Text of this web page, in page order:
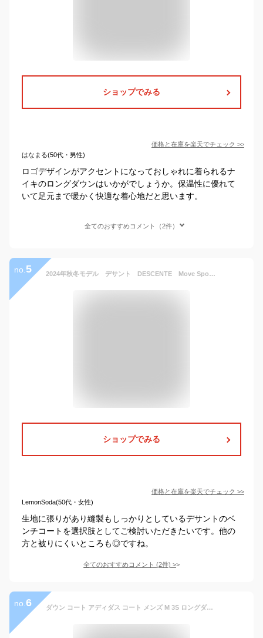
ショップでみる
価格と在庫を楽天でチェック >>
はなまる(50代・男性)
ロゴデザインがアクセントになっておしゃれに着られるナ
イキのロングダウンはいかがでしょうか。保温性に優れて
いて足元まで暖かく快適な着心地だと思います。
全てのおすすめコメント（2件）
no. 5 2024年秋冬モデル デサント DESCENTE Move Sport フード付 スーパーロングダウンコート ST4FDJ01M ベンチコート 防風 保温 メンズ MVSP.
ショップでみる
価格と在庫を楽天でチェック >>
LemonSoda(50代・女性)
生地に張りがあり縫製もしっかりとしているデサントのベ
ンチコートを選択肢としてご検討いただきたいです。他の
方と被りにくいところも◎ですね。
全てのおすすめコメント (2件) >
no. 6 ダウン コート アディダス コート メンズ M 3S ロングダウンジャケット ロングコート スリーストライプ LONG DOWN JACKETS スポーツ KWX22 adidas